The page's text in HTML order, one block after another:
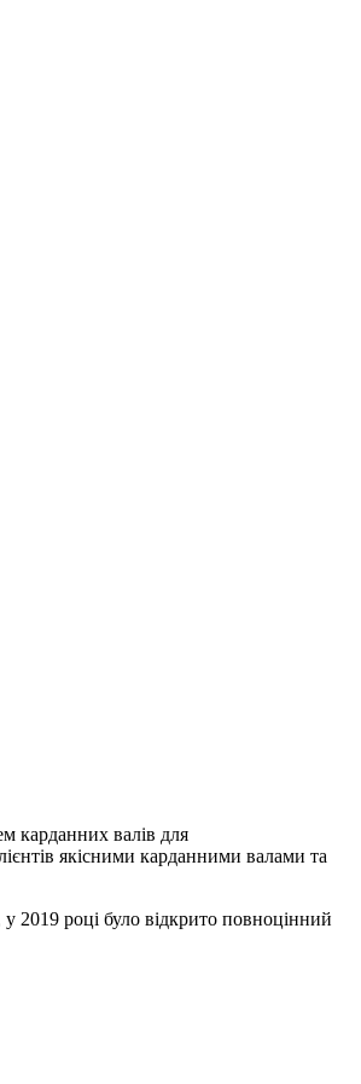
карданних валів для
якісними карданними валами та
2019 році було відкрито повноцінний